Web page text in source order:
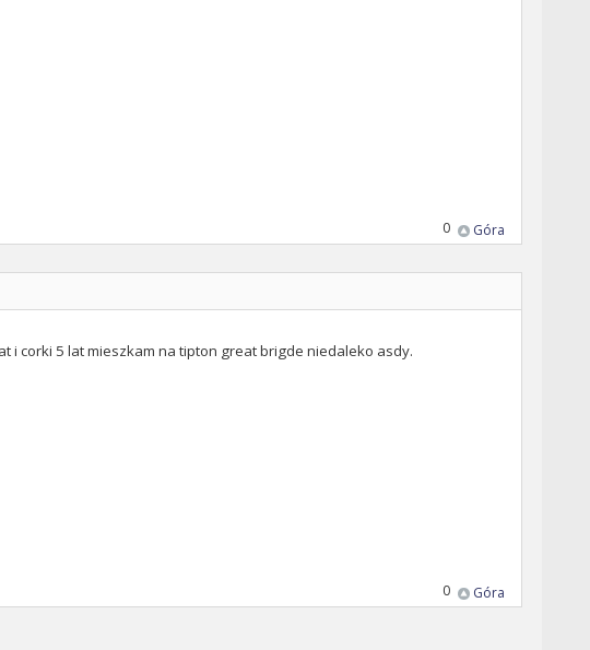
Góra
0
i corki 5 lat mieszkam na tipton great brigde niedaleko asdy.
Góra
0